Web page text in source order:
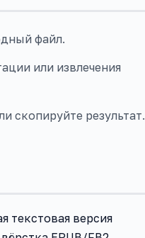
файл.
или извлечения
скопируйте результат.
текстовая версия